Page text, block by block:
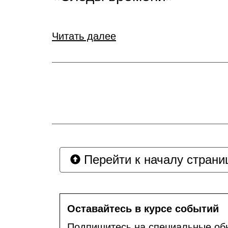
Читать далее
Перейти к началу
Оставайтесь в курсе событий